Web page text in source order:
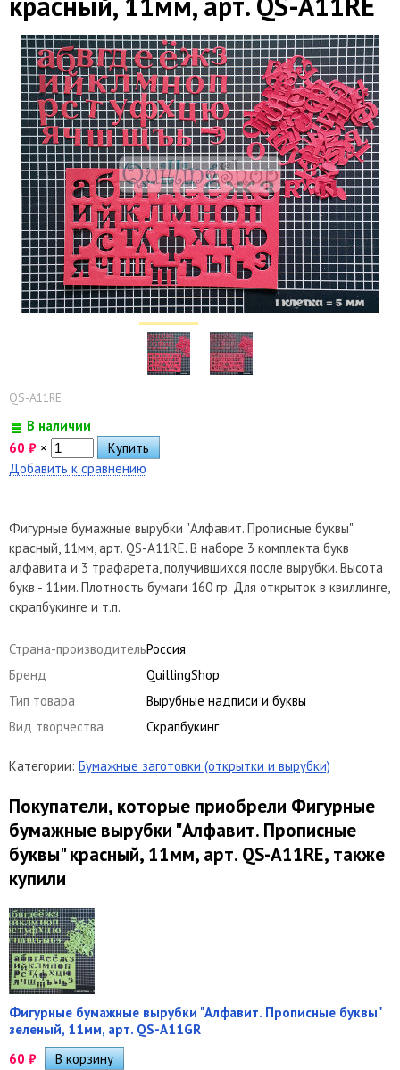
QS-A11RE
В наличии
60 ₽ ×
Добавить к сравнению
Фигурные бумажные вырубки "Алфавит. Прописные буквы"
красный, 11мм, арт. QS-A11RE. В наборе 3 комплекта букв
алфавита и 3 трафарета, получившихся после вырубки. Высота
букв - 11мм. Плотность бумаги 160 гр. Для открыток в квиллинге,
скрапбукинге и т.п.
Страна-производительРоссия
Бренд
QuillingShop
Тип товара
Вырубные надписи и буквы
Вид творчества
Скрапбукинг
Категории: Бумажные заготовки (открытки и вырубки)
Покупатели, которые приобрели Фигурные
бумажные вырубки "Алфавит. Прописные
буквы" красный, 11мм, арт. QS-A11RE, также
купили
Фигурные бумажные вырубки "Алфавит. Прописные буквы"
зеленый, 11мм, арт. QS-A11GR
60 ₽